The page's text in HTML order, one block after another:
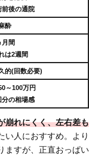
前後の通院
酔
月間
は2週間
的(回数必要)
～100万円
の相場感
崩れにくく、左右差も
い人におすすめ。より
ますが、正直おっぱい